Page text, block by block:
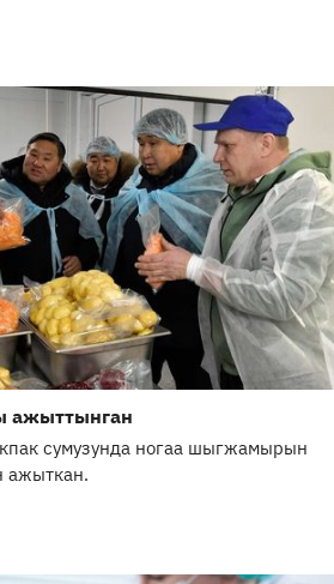
ажыттынган
сумузунда ногаа шыгжамырын
ажыткан.